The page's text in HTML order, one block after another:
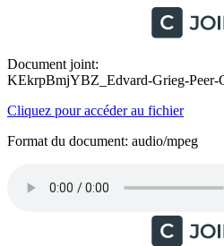
Document joint:
KEkrpBmjYBZ_Edvard-Grieg-Peer-
Cliquez pour accéder au fichier
Format du document: audio/mpeg